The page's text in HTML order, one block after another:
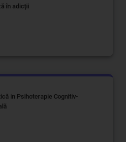
în adicții
in Psihoterapie Cognitiv-